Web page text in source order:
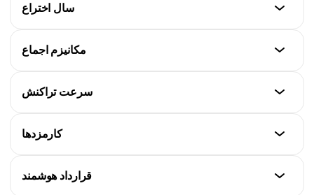
سال اختراع
اتریوم
2015
کاردانو
مکانیزم اجماع
اتریوم
Proof of Stake (PoS)
کاردانو
سرعت تراکنش
اتریوم
کاردانو
کارمزدها
اتریوم
کارمزدهای گاز بالاتر و متغیر
قرارداد هوشمند